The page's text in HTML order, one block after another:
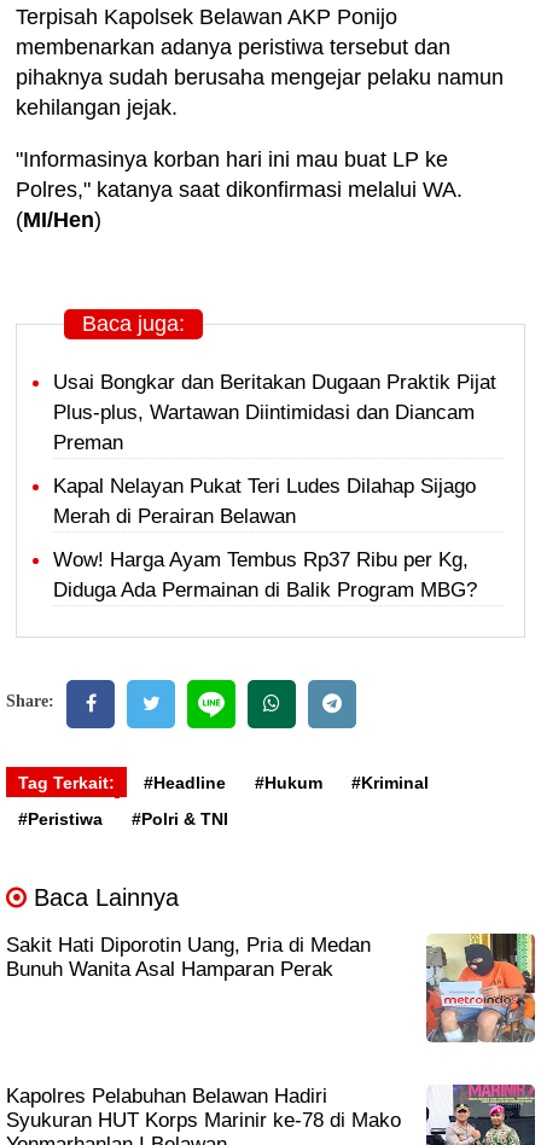
Terpisah Kapolsek Belawan AKP Ponijo
membenarkan adanya peristiwa tersebut dan
pihaknya sudah berusaha mengejar pelaku namun
kehilangan jejak.
"Informasinya korban hari ini mau buat LP ke
Polres," katanya saat dikonfirmasi melalui WA.
(MI/Hen)
Baca juga:
Usai Bongkar dan Beritakan Dugaan Praktik Pijat
Plus-plus, Wartawan Diintimidasi dan Diancam
Preman
Kapal Nelayan Pukat Teri Ludes Dilahap Sijago
Merah di Perairan Belawan
Wow! Harga Ayam Tembus Rp37 Ribu per Kg,
Diduga Ada Permainan di Balik Program MBG?
Share:
Tag Terkait: #Headline #Hukum
#Kriminal
#Peristiwa
#Polri & TNI
Baca Lainnya
Sakit Hati Diporotin Uang, Pria di Medan
Bunuh Wanita Asal Hamparan Perak
Kapolres Pelabuhan Belawan Hadiri
Syukuran HUT Korps Marinir ke-78 di Mako